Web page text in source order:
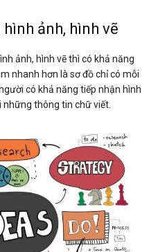
ảnh, hình vẽ
ảnh, hình vẽ thì có khả năng
nhanh hơn là sơ đồ chỉ có mỗi
có khả năng tiếp nhận hình
những thông tin chữ viết.